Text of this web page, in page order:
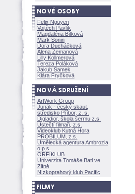
Felix Nguyen
Vojtěch Pavlík
Magdaléna Bílkov
Mark Sonin
Dora Ducháčkov
Alena Zemanov
Lilly Kollmerov
Tereza Polákov
Jakub Samek
Klára Fryčkov
ArtWork Group
Junák - český skaut,
středisko Příbor, z. s.
Digladior, škola šermu z.s.
Ústečtí filmaři, z.s.
Videoklub Kutná Hora
PROBILUM, z.s.
Umělecká agentura Ambrozia
o.p.s.
ORFIKLUB
Univerzita Tomáše Bati ve
Zlíně
Nízkoprahový klub Pacific